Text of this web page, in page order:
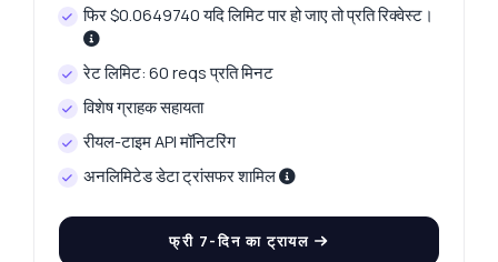
फिर $0.0649740 यदि लिमिट पार हो जाए तो प्रति रिक्वेस्ट।
रेट लिमिट: 60 reqs प्रति मिनट
विशेष ग्राहक सहायता
रीयल-टाइम API मॉनिटरिंग
अनलिमिटेड डेटा ट्रांसफर शामिल
फ्री 7-दिन का ट्रायल
मैं आज का प्लैटिनम मूल्य कैसे प्राप्त करूं?
मूल्य इतिहास के लिए मुझे कौन से पैरामीटर चाहिए?
यह API क्या कर सकता है?